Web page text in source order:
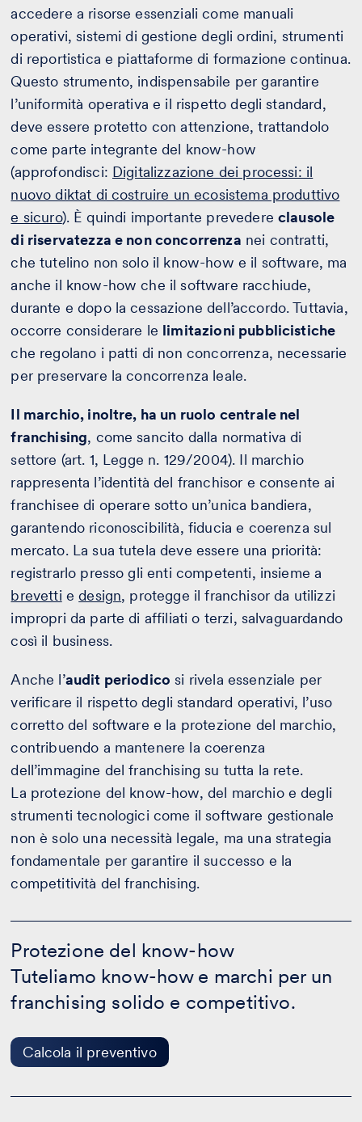
accedere a risorse essenziali come manuali
operativi, sistemi di gestione degli ordini, strumenti
di reportistica e piattaforme di formazione continua.
Questo strumento, indispensabile per garantire
l’uniformità operativa e il rispetto degli standard,
deve essere protetto con attenzione, trattandolo
come parte integrante del know-how
(approfondisci: Digitalizzazione dei processi: il
nuovo diktat di costruire un ecosistema produttivo
e sicuro). È quindi importante prevedere clausole
di riservatezza e non concorrenza nei contratti,
che tutelino non solo il know-how e il software, ma
anche il know-how che il software racchiude,
durante e dopo la cessazione dell’accordo. Tuttavia,
occorre considerare le limitazioni pubblicistiche
che regolano i patti di non concorrenza, necessarie
per preservare la concorrenza leale.
Il marchio, inoltre, ha un ruolo centrale nel
franchising, come sancito dalla normativa di
settore (art. 1, Legge n. 129/2004). Il marchio
rappresenta l’identità del franchisor e consente ai
franchisee di operare sotto un’unica bandiera,
garantendo riconoscibilità, fiducia e coerenza sul
mercato. La sua tutela deve essere una priorità:
registrarlo presso gli enti competenti, insieme a
brevetti edesign, protegge il franchisor da utilizzi
impropri da parte di affiliati o terzi, salvaguardando
così il business.
Anche l’audit periodico si rivela essenziale per
verificare il rispetto degli standard operativi, l’uso
corretto del software e la protezione del marchio,
contribuendo a mantenere la coerenza
dell’immagine del franchising su tutta la rete.
La protezione del know-how, del marchio e degli
strumenti tecnologici come il software gestionale
non è solo una necessità legale, ma una strategia
fondamentale per garantire il successo e la
competitività del franchising.
Protezione del know-how
Tuteliamo know-how e marchi per un
franchising solido e competitivo.
Calcola il preventivo
del
know-
how
Calcola
preventivo